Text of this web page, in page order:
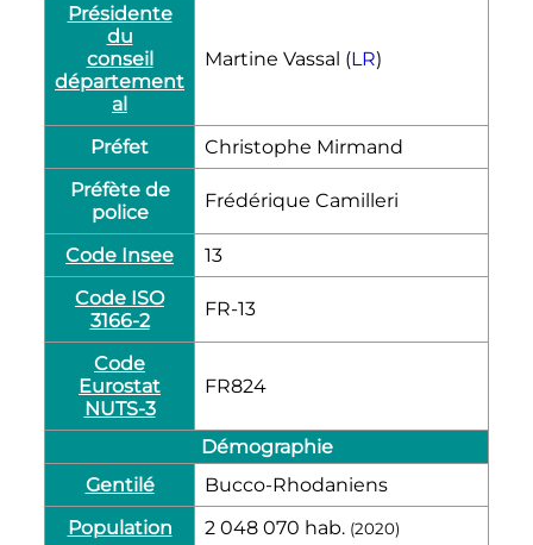
Présidente
du
conseil
département
al
Martine Vassal (LR)
Préfet
Christophe Mirmand
Préfète de
police
Frédérique Camilleri
Code Insee
13
Code ISO
3166-2
FR-13
Code
Eurostat
NUTS-3
FR824
Démographie
Gentilé
Bucco-Rhodaniens
Population
2 048 070 hab. (2020)